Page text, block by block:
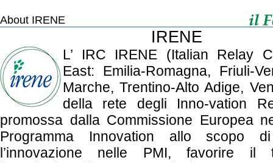
About IRENE
IRENE
L’ IRC IRENE (Italian Relay
East: Emilia-Romagna, Friuli-
Marche, Trentino-Alto Adige,
della rete degli Inno-vation
promossa dalla Commissione Europea
Programma Innovation allo scopo
l’innovazione nelle PMI, favorire il